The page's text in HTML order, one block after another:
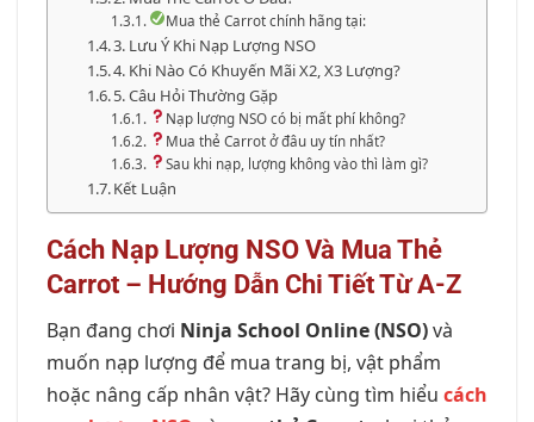
Mua thẻ Carrot chính hãng tại:
3. Lưu Ý Khi Nạp Lượng NSO
4. Khi Nào Có Khuyến Mãi X2, X3 Lượng?
5. Câu Hỏi Thường Gặp
Nạp lượng NSO có bị mất phí không?
Mua thẻ Carrot ở đâu uy tín nhất?
Sau khi nạp, lượng không vào thì làm gì?
Kết Luận
Cách Nạp Lượng NSO Và Mua Thẻ
Carrot – Hướng Dẫn Chi Tiết Từ A-Z
Bạn đang chơi Ninja School Online (NSO)và
muốn nạp lượng để mua trang bị, vật phẩm
hoặc nâng cấp nhân vật? Hãy cùng tìm hiểu cách